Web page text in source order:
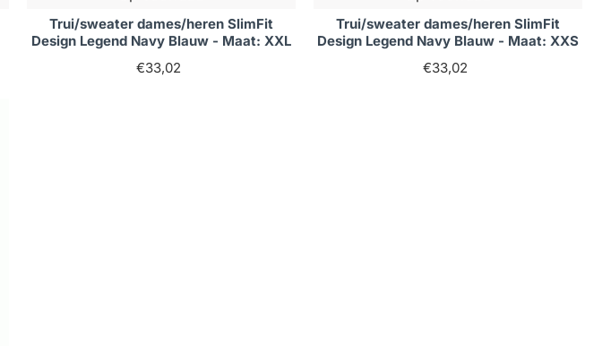
Trui/sweater dames/heren SlimFit
Design Legend Navy Blauw - Maat: XXL
€33,02
Trui/sweater dames/heren SlimFit
Design Legend Navy Blauw - Maat: XXS
€33,02